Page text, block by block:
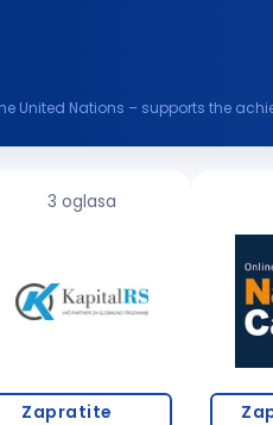
United Nations – supports the
3 oglasa
Zapratite